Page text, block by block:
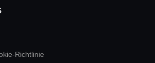
Richtlinie